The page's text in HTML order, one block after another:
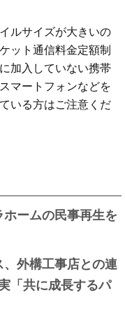
ルサイズが大きいの
ット通信料金定額制
加入していない携帯
マートフォンなどを
いる方はご注意くだ
ームの民事再生を
外構工事店との連
「共に成長するパ